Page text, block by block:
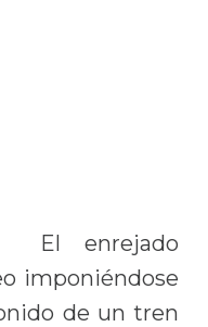
El enrejado
imponiéndose
de un tren